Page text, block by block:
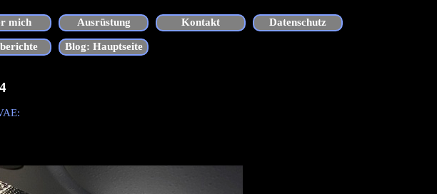
mich Ausrüstung Kontakt Datenschutz
▼
Blog: Hauptseite